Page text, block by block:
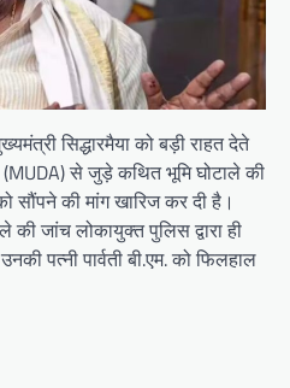
सिद्धारमैया को बड़ी राहत देते
से जुड़े कथित भूमि घोटाले की
सौंपने की मांग खारिज कर दी है।
जांच लोकायुक्त पुलिस द्वारा ही
पत्नी पार्वती बी.एम. को फिलहाल